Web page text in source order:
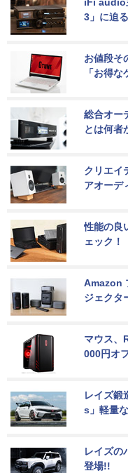
3」に迫る
お値段そ
「お得な
総合オー
とは何者
クリエイ
アオーデ
性能の良
ェック！
Amazon
ジェクタ
マウス、
000円オ
レイズ鍛
s」軽量
レイズの
登場!!